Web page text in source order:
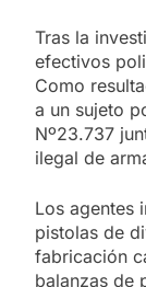
Tras la
efectivos
Como
a un sujeto
Nº23.737
ilegal de
Los agentes
pistolas de
fabricación
balanzas de